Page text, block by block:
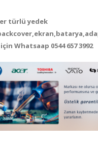
türlü yedek
için Whatsaap 0544 657 3992